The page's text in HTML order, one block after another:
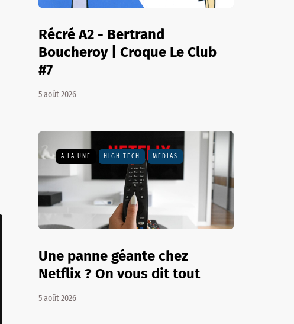
Récré A2 - Bertrand
Boucheroy | Croque Le Club
#7
5 août 2026
A LA UNE HIGH TECH MÉDIAS
Une panne géante chez
Netflix ? On vous dit tout
5 août 2026